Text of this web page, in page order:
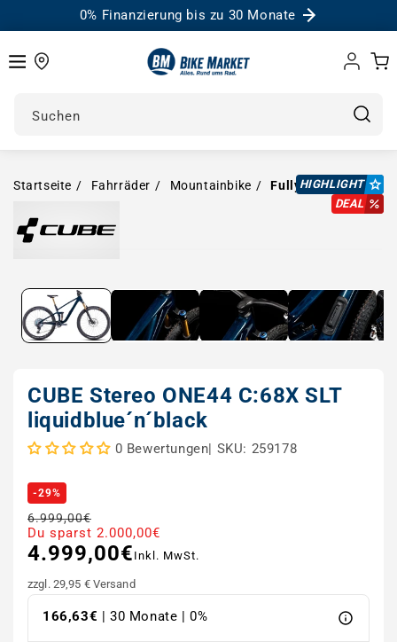
0% Finanzierung bis zu 30 Monate
Suchen
Einloggen
Startseite Fahrräder Mountainbike FullyHIGHLIGHT
DEAL
CUBE Stereo ONE44 C:68X SLT
liquidblue´n´black
0 Bewertungen| SKU: 259178
-29%
Normaler Preis
6.999,00€
Du sparst 2.000,00€
Verkaufspreis
4.999,00€ Inkl. MwSt.
zzgl. 29,95 € Versand
166,63€ | 30 Monate | 0%